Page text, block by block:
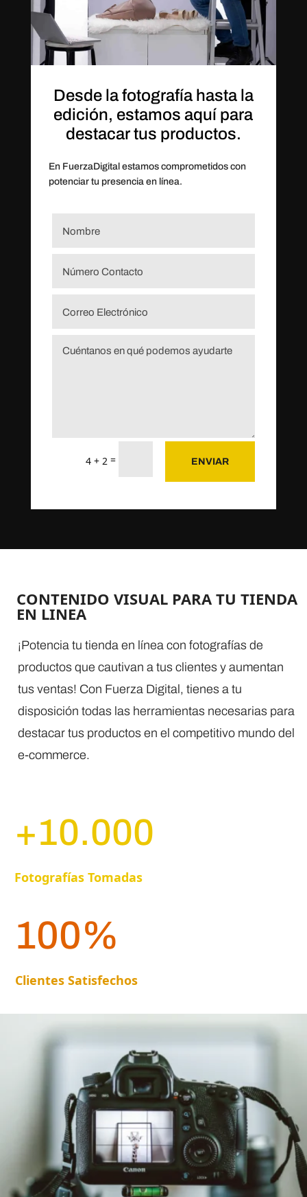
Desde la fotografía hasta la
edición, estamos aquí para
destacar tus productos.
En FuerzaDigital estamos comprometidos con
potenciar tu presencia en línea.
4 + 2 = ENVIAR
CONTENIDO VISUAL PARA TU TIENDA
EN LINEA
¡Potencia tu tienda en línea con fotografías de
productos que cautivan a tus clientes y aumentan
tus ventas! Con Fuerza Digital, tienes a tu
disposición todas las herramientas necesarias para
destacar tus productos en el competitivo mundo del
e-commerce.
+10.000
Fotografías Tomadas
100%
Clientes Satisfechos